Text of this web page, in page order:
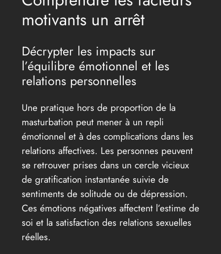
motivants un arrêt
Décrypter les impacts sur
l’équilibre émotionnel et les
relations personnelles
Une pratique hors de proportion de la
masturbation peut mener à un repli
émotionnel et à des complications dans les
relations affectives. Les personnes peuvent
se retrouver prises dans un cercle vicieux
de gratification instantanée suivie de
sentiments de solitude ou de dépression.
Ces émotions négatives affectent l’estime de
soi et la satisfaction des relations sexuelles
réelles.